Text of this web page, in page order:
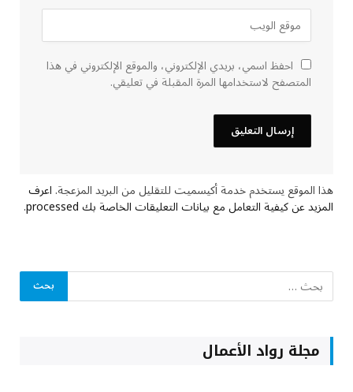
احفظ اسمي، بريدي الإلكتروني، والموقع الإلكتروني في هذا
المتصفح لاستخدامها المرة المقبلة في تعليقي.
هذا الموقع يستخدم خدمة أكيسميت للتقليل من البريد المزعجة.اعرف
المزيد عن كيفية التعامل مع بيانات التعليقات الخاصة بك processed .
مجلة رواد الأعمال